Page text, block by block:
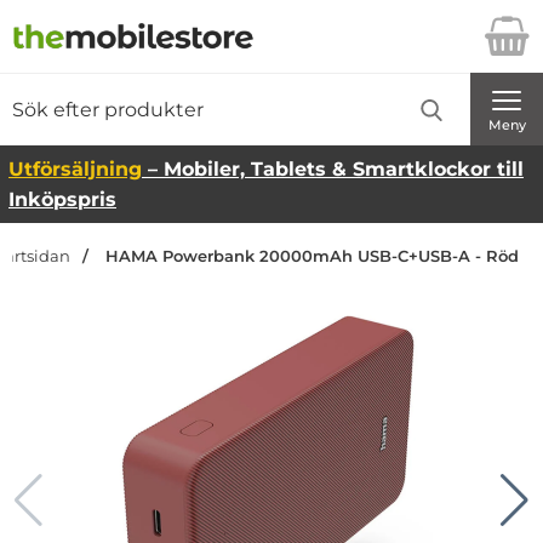
Startsidan för Danira Telecom AB
Meny
Utförsäljning – Mobiler, Tablets & Smartklockor till
Inköpspris
HAMA Powerbank 20000mAh USB-C+USB-A - Röd